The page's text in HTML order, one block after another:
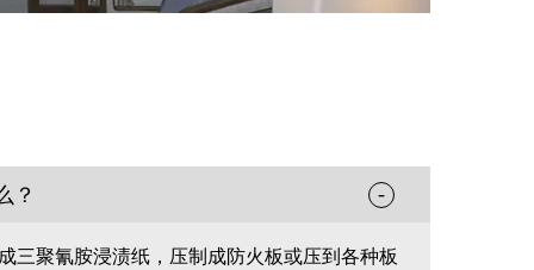
？ -
三聚氰胺浸渍纸，压制成防火板或压到各种板